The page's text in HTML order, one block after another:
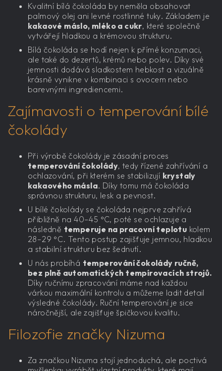
Kvalitní bílá čokoláda by neměla obsahovat
palmový olej ani levné rostlinné tuky. Základem je
kakaové máslo, mléko a cukr, které společně
vytvářejí hladkou a krémovou strukturu.
Bílá čokoláda se hodí nejen k přímé konzumaci,
ale také do dezertů, krémů nebo polev. Díky své
jemnosti dodává sladkostem hebkost a vizuálně
krásně vynikne v kombinaci s ovocem nebo
barevnými ingrediencemi.
Zajímavosti o temperování bílé
čokolády
Při výrobě čokolády je zásadní proces
temperování čokolády, tedy řízené zahřívání a
ochlazování, při kterém se stabilizují krystaly
kakaového másla. Díky tomu má čokoláda
správnou strukturu, lesk a pevnost.
U bílé čokolády se čokoláda nejprve zahřívá
přibližně na 40–45 °C, poté se ochlazuje a
následně temperuje na pracovní teplotu kolem
28–29 °C. Tento postup zajišťuje jemnou, hladkou
a stabilní strukturu bez šednutí.
U nás probíhá temperování čokolády ručně,
bez plně automatických tempírovacích strojů.
Díky ručnímu zpracování máme nad každou
várkou maximální kontrolu a můžeme ladit detail
výsledné čokolády. Ruční temperování je sice
náročnější, ale zajišťuje špičkovou kvalitu.
Filozofie značky Nizuma
Za značkou Nizuma stojí jednoduchá, ale poctivá